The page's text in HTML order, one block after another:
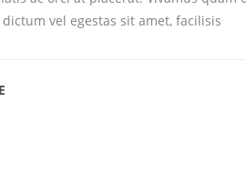
vel egestas sit amet, facilisis